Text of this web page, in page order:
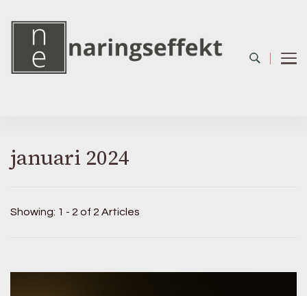
januari 2024
Showing: 1 - 2 of 2 Articles